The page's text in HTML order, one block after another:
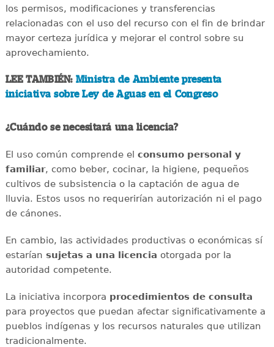
los permisos, modificaciones y transferencias
relacionadas con el uso del recurso con el fin de brindar
mayor certeza jurídica y mejorar el control sobre su
aprovechamiento.
LEE TAMBIÉN: Ministra de Ambiente presenta
iniciativa sobre Ley de Aguas en el Congreso
¿Cuándo se necesitará una licencia?
El uso común comprende el consumo personal y
familiar, como beber, cocinar, la higiene, pequeños
cultivos de subsistencia o la captación de agua de
lluvia. Estos usos no requerirían autorización ni el pago
de cánones.
En cambio, las actividades productivas o económicas sí
estarían sujetas a una licencia otorgada por la
autoridad competente.
La iniciativa incorpora procedimientos de consulta
para proyectos que puedan afectar significativamente a
pueblos indígenas y los recursos naturales que utilizan
tradicionalmente.